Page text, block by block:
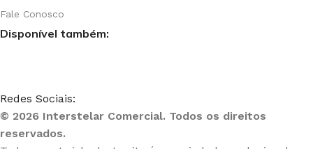
Fale Conosco
Disponível também:
Redes Sociais:
© 2026 Interstelar Comercial. Todos os direitos
reservados.